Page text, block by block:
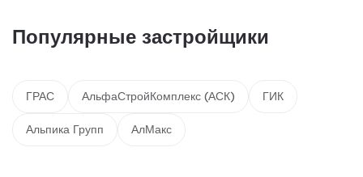
Популярные застройщики
ГРАС АльфаСтройКомплекс (АСК) ГИК
Альпика Групп АлМакс